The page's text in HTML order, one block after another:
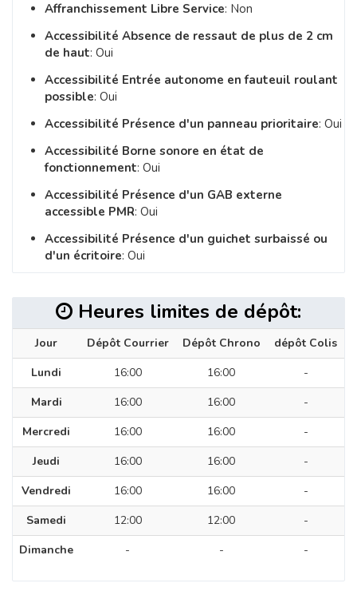
Affranchissement Libre Service: Non
Accessibilité Absence de ressaut de plus de 2 cm
de haut: Oui
Accessibilité Entrée autonome en fauteuil roulant
possible: Oui
Accessibilité Présence d'un panneau prioritaire: Oui
Accessibilité Borne sonore en état de
fonctionnement: Oui
Accessibilité Présence d'un GAB externe
accessible PMR: Oui
Accessibilité Présence d'un guichet surbaissé ou
d'un écritoire: Oui
Heures limites de dépôt:
Jour Dépôt Courrier Dépôt Chrono
dépôt Colis
Lundi
16:00 16:00
-
Mardi
16:00 16:00
-
Mercredi
16:00 16:00
-
Jeudi
16:00 16:00
-
Vendredi
16:00 16:00
-
Samedi
12:00 12:00
-
Dimanche
- - -